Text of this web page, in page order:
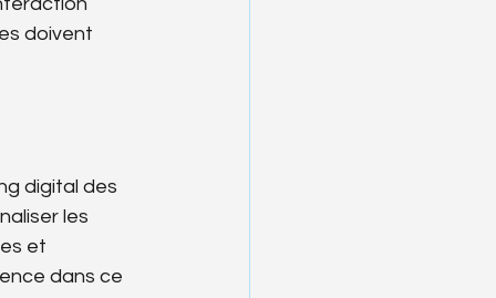
doivent
digital des
les
et
dans ce